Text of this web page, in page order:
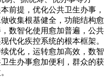
前提，优化公共卫生办事，
收集根基健全，功能结构愈
数智化使用愈加普遍，公共
代化疾控系统的根本框架。
优化，运转愈加高效，数智
生办事愈加便利，群众的获